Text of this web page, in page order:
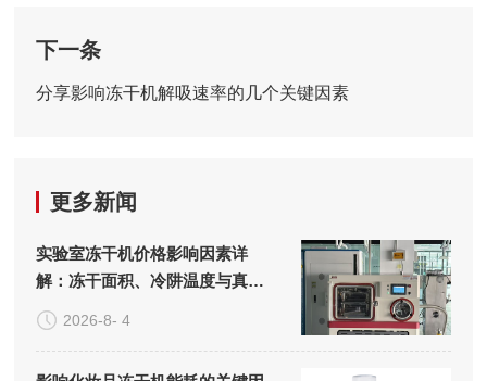
下一条
分享影响冻干机解吸速率的几个关键因素
更多新闻
实验室冻干机价格影响因素详
解：冻干面积、冷阱温度与真空
系统的成本构成
2026-8- 4